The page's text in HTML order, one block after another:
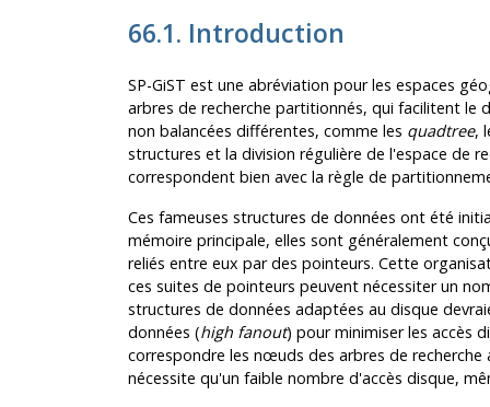
66.1. Introduction
SP-GiST est une abréviation pour les espaces
arbres de recherche partitionnés, qui facilitent
non balancées différentes, comme les quadtree,
structures et la division régulière de l'espace de
correspondent bien avec la règle de
Ces fameuses structures de données ont été
mémoire principale, elles sont généralement
reliés entre eux par des pointeurs. Cette
ces suites de pointeurs peuvent nécessiter un
structures de données adaptées au disque
données (high fanout) pour minimiser les accès
correspondre les nœuds des arbres de recherche
nécessite qu'un faible nombre d'accès disque,